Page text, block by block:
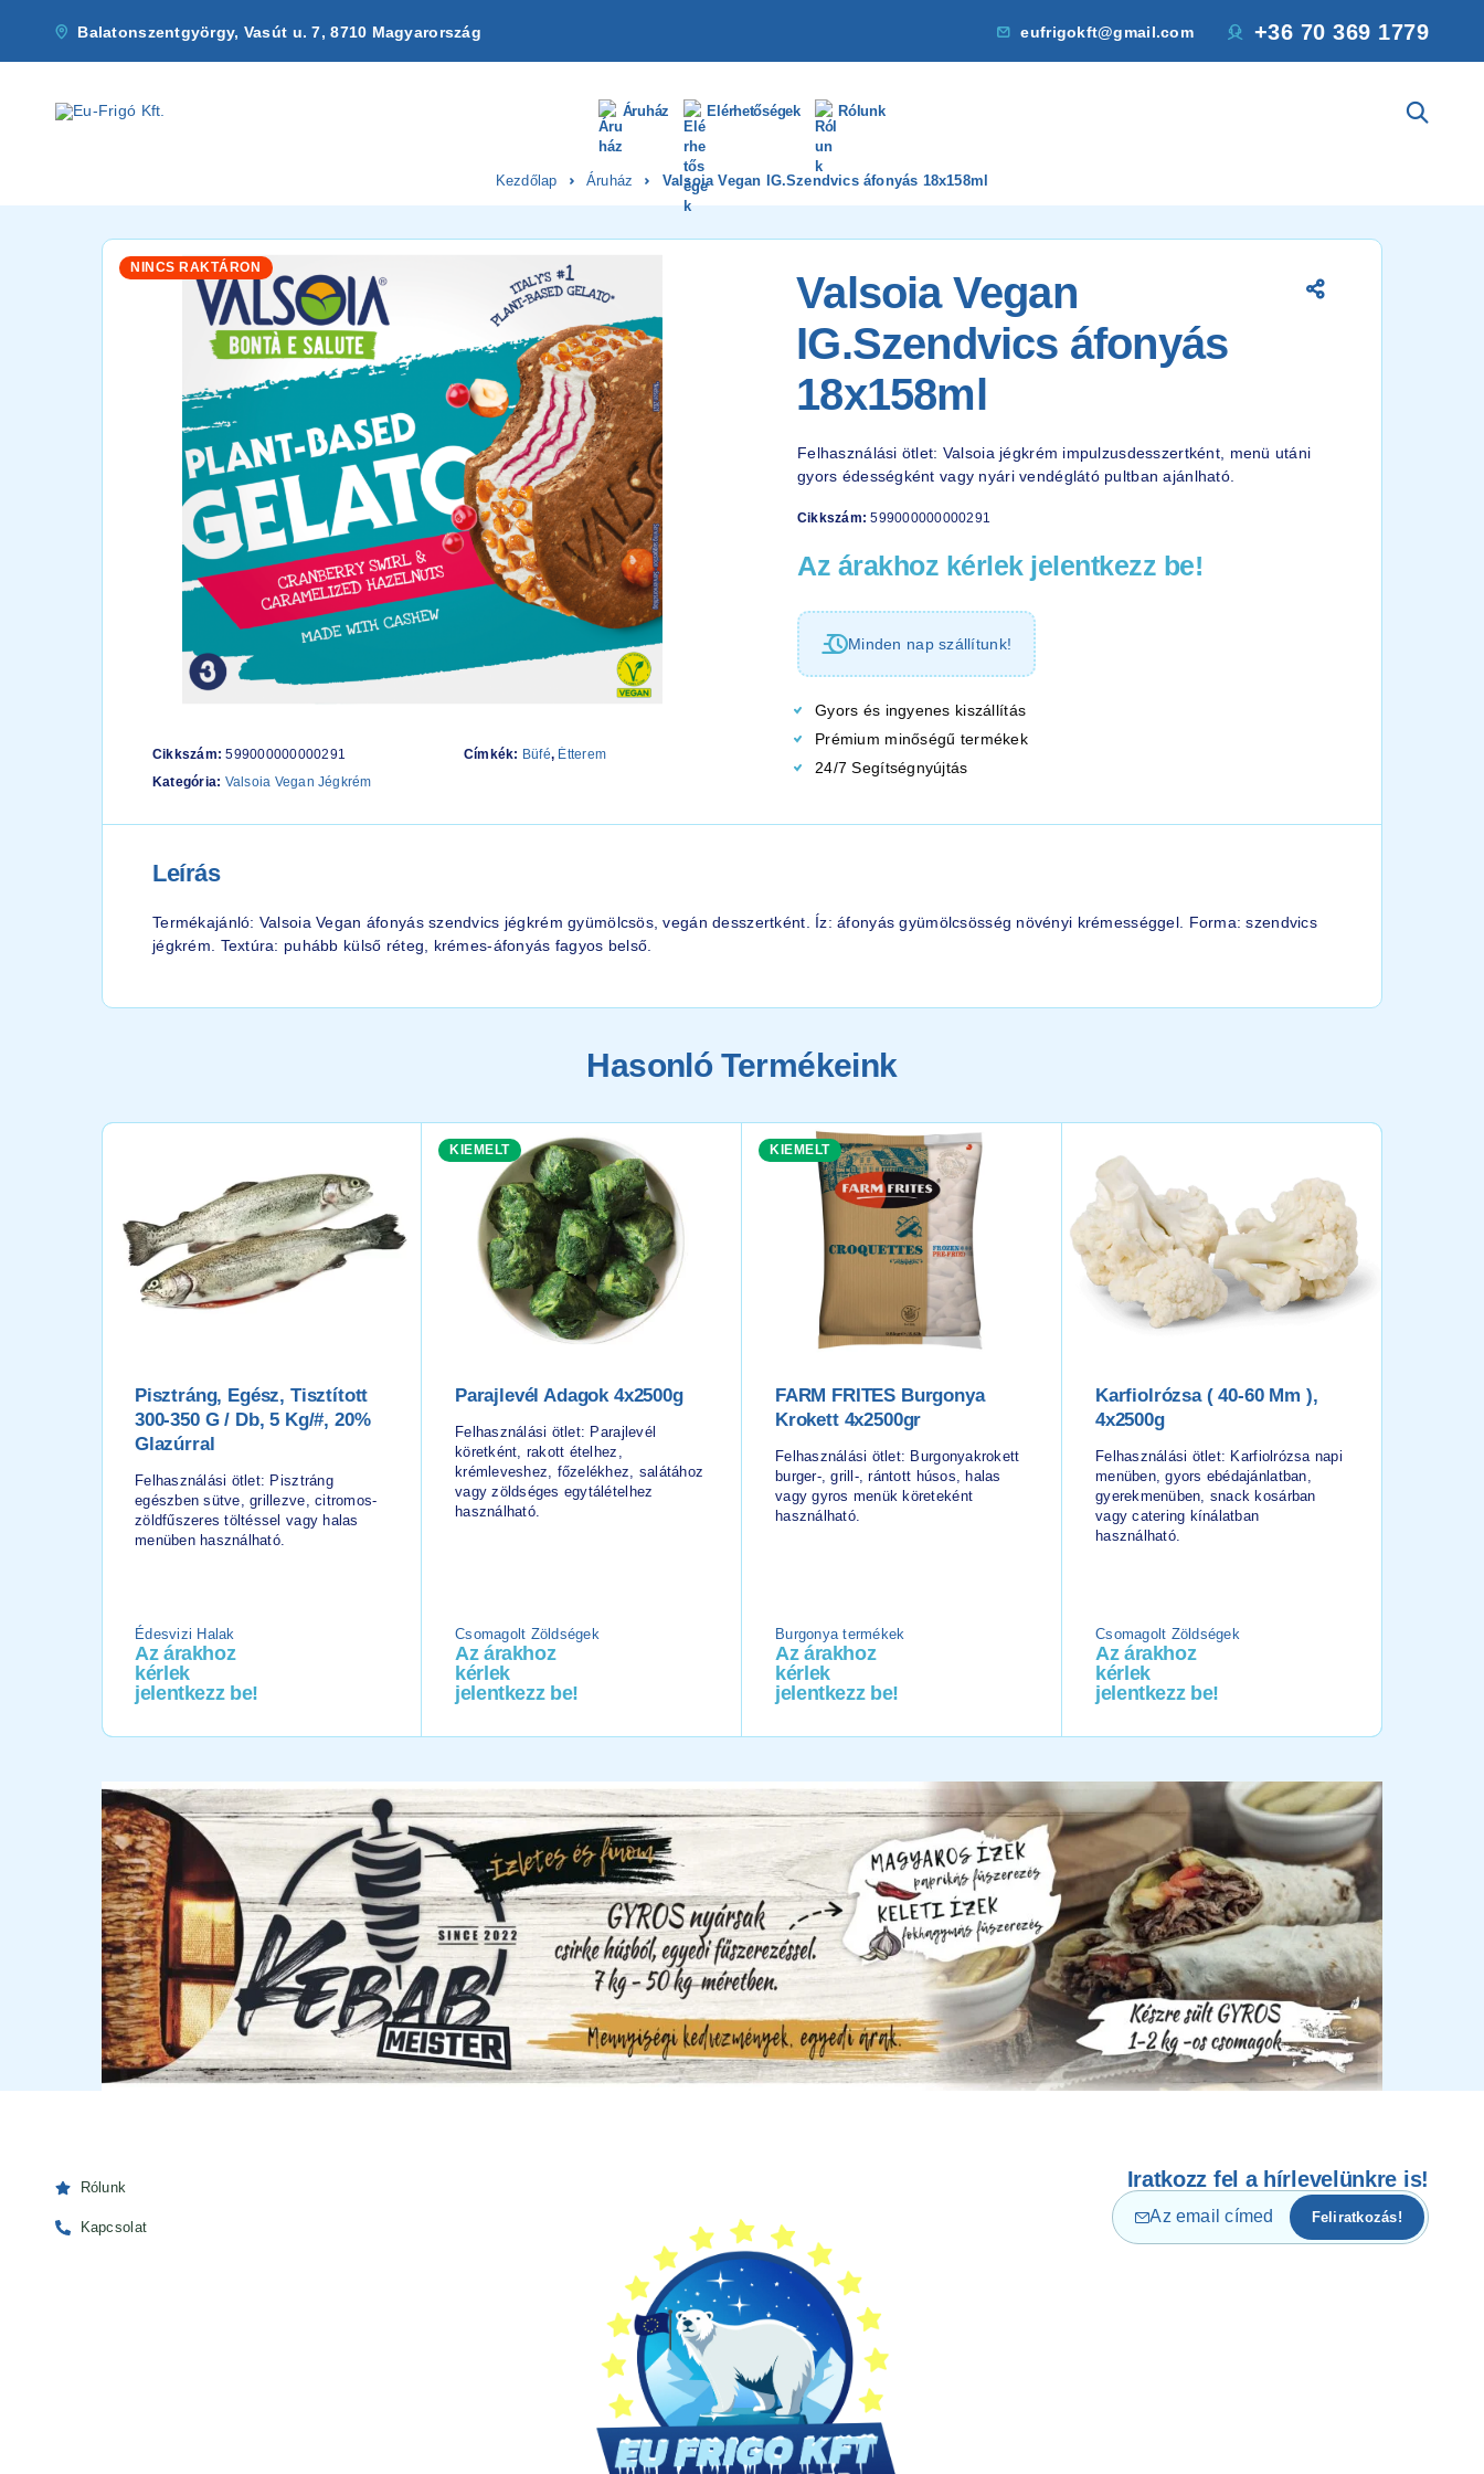
Balatonszentgyörgy, Vasút u. 7, 8710 Magyarország eufrigokft@gmail.com +36 70 369 1779
Áruház Elérhetőségek Rólunk
Kezdőlap Áruház Valsoia Vegan IG.Szendvics áfonyás 18x158ml
NINCS RAKTÁRON
Cikkszám:599000000000291
Kategória: Valsoia Vegan Jégkrém
Címkék: Büfé, Étterem
Valsoia Vegan
IG.Szendvics áfonyás
18x158ml
Felhasználási ötlet: Valsoia jégkrém impulzusdesszertként, menü utáni
gyors édességként vagy nyári vendéglátó pultban ajánlható.
Cikkszám:599000000000291
Az árakhoz kérlek jelentkezz be!
Minden nap szállítunk!
Gyors és ingyenes kiszállítás
Prémium minőségű termékek
24/7 Segítségnyújtás
Leírás
Termékajánló: Valsoia Vegan áfonyás szendvics jégkrém gyümölcsös, vegán desszertként. Íz: áfonyás gyümölcsösség növényi krémességgel. Forma: szendvics
jégkrém. Textúra: puhább külső réteg, krémes-áfonyás fagyos belső.
Hasonló Termékeink
Pisztráng, Egész, Tisztított
300-350 G / Db, 5 Kg/#, 20%
Glazúrral
Felhasználási ötlet: Pisztráng
egészben sütve, grillezve, citromos-
zöldfűszeres töltéssel vagy halas
menüben használható.
Édesvizi Halak
Az árakhoz
kérlek
jelentkezz be!
KIEMELT
Parajlevél Adagok 4x2500g
Felhasználási ötlet: Parajlevél
köretként, rakott ételhez,
krémleveshez, főzelékhez, salátához
vagy zöldséges egytálételhez
használható.
Csomagolt Zöldségek
Az árakhoz
kérlek
jelentkezz be!
KIEMELT
FARM FRITES Burgonya
Krokett 4x2500gr
Felhasználási ötlet: Burgonyakrokett
burger-, grill-, rántott húsos, halas
vagy gyros menük köreteként
használható.
Burgonya termékek
Az árakhoz
kérlek
jelentkezz be!
Karfiolrózsa ( 40-60 Mm ),
4x2500g
Felhasználási ötlet: Karfiolrózsa napi
menüben, gyors ebédajánlatban,
gyerekmenüben, snack kosárban
vagy catering kínálatban
használható.
Csomagolt Zöldségek
Az árakhoz
kérlek
jelentkezz be!
Rólunk
Kapcsolat
Iratkozz fel a hírlevelünkre is!